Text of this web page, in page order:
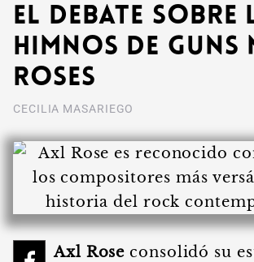
El debate sobre
himnos de Guns
Roses
CECILIA MASARIEGO
Axl Rose consolidó su